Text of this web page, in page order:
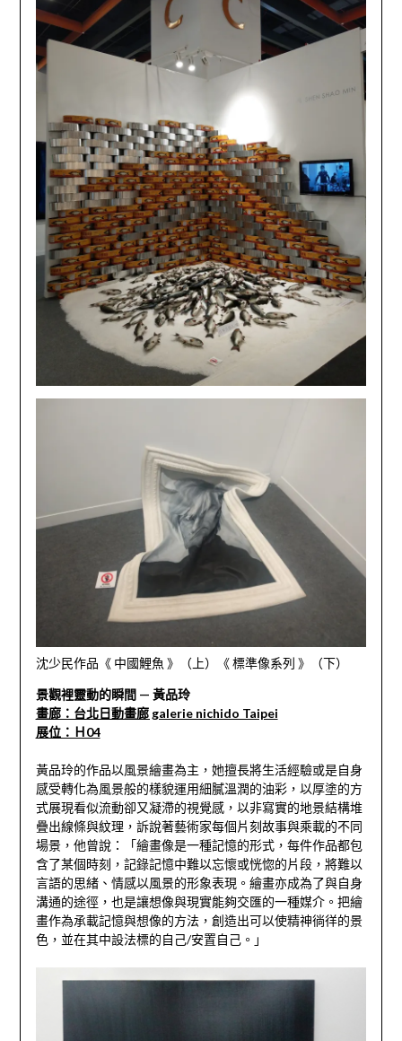
沈少民作品《 中國鯉魚 》（上）《 標準像系列 》（下）
景觀裡靈動的瞬間 — 黃品玲
畫廊：台北日動畫廊 galerie nichido Taipei
展位：Ｈ04
黃品玲的作品以風景繪畫為主，她擅長將生活經驗或是自身
感受轉化為風景般的樣貌運用細膩溫潤的油彩，以厚塗的方
式展現看似流動卻又凝滯的視覺感，以非寫實的地景結構堆
疊出線條與紋理，訴說著藝術家每個片刻故事與乘載的不同
場景，他曾說：「繪畫像是一種記憶的形式，每件作品都包
含了某個時刻，記錄記憶中難以忘懷或恍惚的片段，將難以
言語的思緒、情感以風景的形象表現。繪畫亦成為了與自身
溝通的途徑，也是讓想像與現實能夠交匯的一種媒介。把繪
畫作為承載記憶與想像的方法，創造出可以使精神徜徉的景
色，並在其中設法標的自己/安置自己。」